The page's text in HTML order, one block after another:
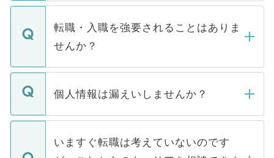
ます。通常、5営業日以内にはご連絡をせて
いただきますので、しばらくお待ちくださ
マイナビDOCTORで取り扱っている求人の
うち約3割は、Webサイトからご覧いただ
けない「非公開求人」です。非公開求人は
下記の理由によって、一般には公開してい
ません。
■応募殺到を避けるため 人気のある医療機
関を公にしてしまうと、応募が殺到する場
に、医療機関が求める条件に合った人材の
転職・入職を強要されることはありま
せんか？
転職・入職を強要することは一切ありませ
ん。また、仮に応募先から内定をいただい
定を承諾する必要はありません。内定先へ
の辞退の連絡はキャリアパートナーが行い
個人情報は漏えいしませんか？
個人情報が漏えいすることはありませんの
で、ご安心ください。当サイトからの登録
などで収集したご登録者様の個人情報は、
いますぐ転職は考えていないのです